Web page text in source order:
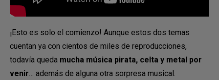
¡Esto es solo el comienzo! Aunque estos dos temas
cuentan ya con cientos de miles de reproducciones,
todavía queda mucha música pirata, celta y metal por
venir… además de alguna otra sorpresa musical.